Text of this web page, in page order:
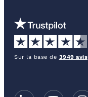
Sur la base de 3949 avis